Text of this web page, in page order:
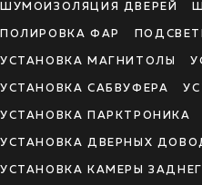
ШУМОИЗОЛЯЦИЯ ДВЕРЕЙ
ПОЛИРОВКА ФАР
УСТАНОВКА МАГНИТОЛЫ
УСТАНОВКА САБВУФЕРА
УСТАНОВКА ПАРКТРОНИКА
УСТАНОВКА ДВЕРНЫХ
УСТАНОВКА КАМЕРЫ